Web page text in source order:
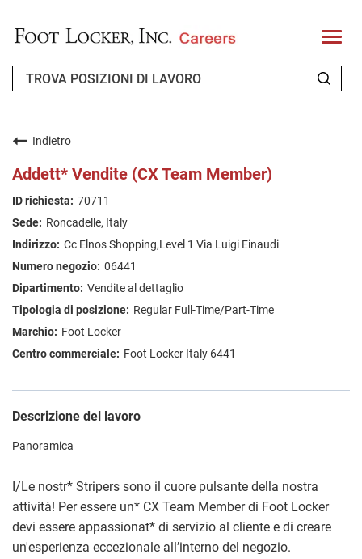
T
o
l
FAQ
CERCA LAVORO
Indietro
Addett* Vendite (CX Team Member)
70711
Roncadelle, Italy
Cc Elnos Shopping,Level 1 Via Luigi Einaudi
06441
Vendite al dettaglio
Regular Full-Time/Part-Time
Foot Locker
Foot Locker Italy 6441
Descrizione del lavoro
Panoramica
I/Le nostr* Stripers sono il cuore pulsante della nostra
attività! Per essere un* CX Team Member di Foot Locker
devi essere appassionat* di servizio al cliente e di creare
un'esperienza eccezionale all’interno del negozio.